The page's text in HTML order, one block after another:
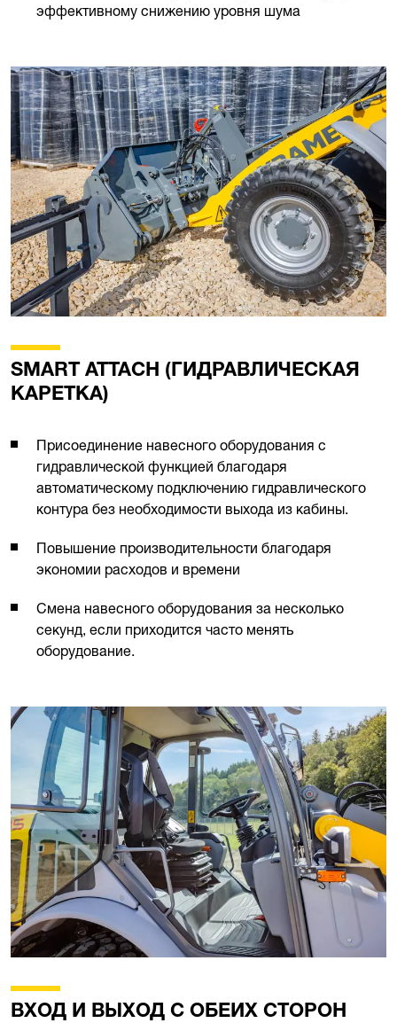
эффективному снижению уровня шума
SMART ATTACH (ГИДРАВЛИЧЕСКАЯ
КАРЕТКА)
Присоединение навесного оборудования с
гидравлической функцией благодаря
автоматическому подключению гидравлического
контура без необходимости выхода из кабины.
Повышение производительности благодаря
экономии расходов и времени
Смена навесного оборудования за несколько
секунд, если приходится часто менять
оборудование.
ВХОД И ВЫХОД С ОБЕИХ СТОРОН